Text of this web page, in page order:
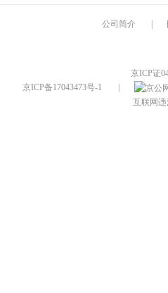
公司简介
京ICP证
京ICP备17043473号-1
互联网违